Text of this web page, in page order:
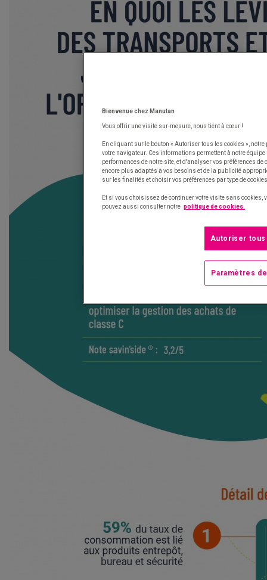
Bienvenue chez Manutan
Vous offrir une visite sur-mesure, nous tient à cœur !
En cliquant sur le bouton « Autoriser tous les cookies »,
votre navigateur. Ces informations permettent à notre
performances de notre site, et d'analyser vos préférences
encore plus adaptés à vos besoins et de la publicité
sur les finalités et choisir vos préférences par type de
Et si vous choisissez de continuer votre visite sans cookies,
pouvez aussi consulter notre politique de cookies.
Autoriser
Paramètres